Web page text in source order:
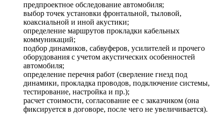
предпроектное обследование автомобиля;
выбор точек установки фронтальной, тыловой,
коаксиальной и иной акустики;
определение маршрутов прокладки кабельных
коммуникаций;
подбор динамиков, сабвуферов, усилителей и прочего
оборудования с учетом акустических особенностей
автомобиля;
определение перечня работ (сверление гнезд под
динамики, прокладка проводов, подключение системы,
тестирование, настройка и пр.);
расчет стоимости, согласование ее с заказчиком (она
фиксируется в договоре, после чего не увеличивается).